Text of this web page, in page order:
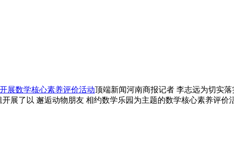
展数学核心素养评价活动顶端新闻河南商报记者 李志远为切实
展了以 邂逅动物朋友 相约数学乐园为主题的数学核心素养评价